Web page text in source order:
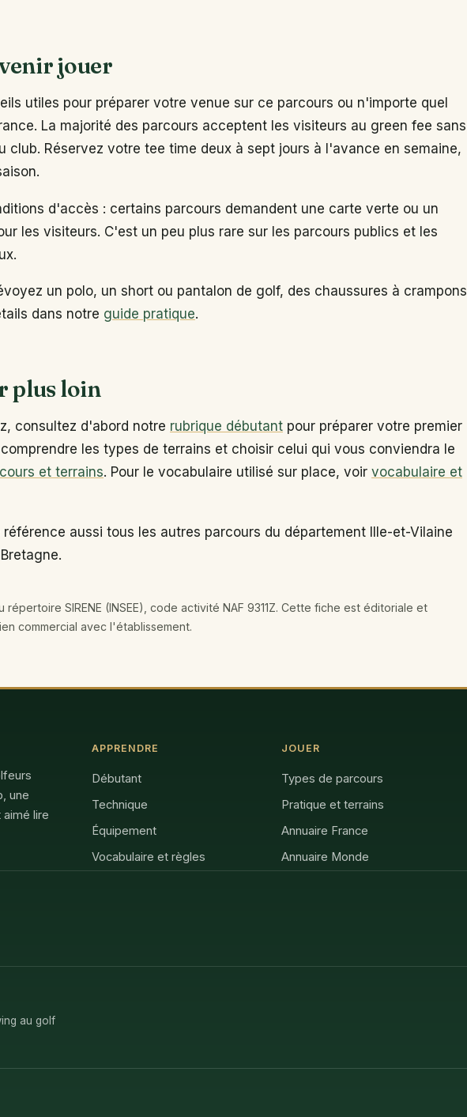
jouer
utiles pour préparer votre venue sur ce parcours ou n'importe quel
La majorité des parcours acceptent les visiteurs au green fee sans
club. Réservez votre tee time deux à sept jours à l'avance en semaine,
d'accès : certains parcours demandent une carte verte ou un
les visiteurs. C'est un peu plus rare sur les parcours publics et les
un polo, un short ou pantalon de golf, des chaussures à crampons
dans notre guide pratique.
plus loin
consultez d'abord notre rubrique débutant pour préparer votre premier
les types de terrains et choisir celui qui vous conviendra le
et terrains. Pour le vocabulaire utilisé sur place, voir vocabulaire et
référence aussi tous les autres parcours du département Ille-et-Vilaine
répertoire SIRENE (INSEE), code activité NAF 9311Z. Cette fiche est éditoriale et
commercial avec l'établissement.
une
lire
APPRENDRE
Débutant
Technique
Équipement
Vocabulaire et règles
JOUER
Types de parcours
Pratique et terrains
Annuaire France
Annuaire Monde
au golf